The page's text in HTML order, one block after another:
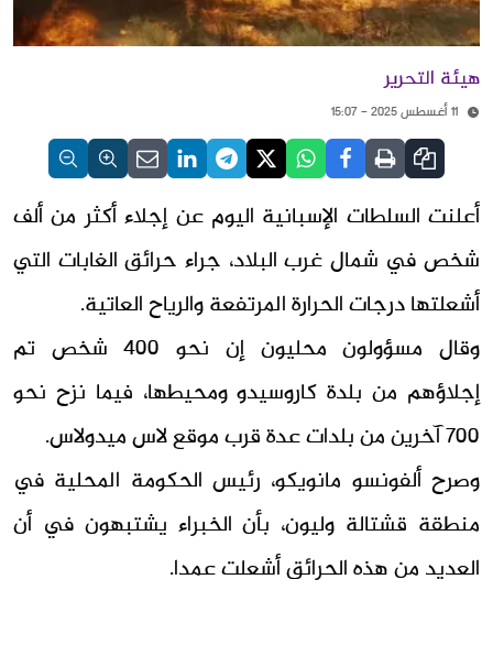
هيئة التحرير
11 أغسطس 2025 - 15:07
أعلنت السلطات الإسبانية اليوم عن إجلاء أكثر من ألف
شخص في شمال غرب البلاد، جراء حرائق الغابات التي
أشعلتها درجات الحرارة المرتفعة والرياح العاتية.
وقال مسؤولون محليون إن نحو 400 شخص تم
إجلاؤهم من بلدة كاروسيدو ومحيطها، فيما نزح نحو
700 آخرين من بلدات عدة قرب موقع لاس ميدولاس.
وصرح ألفونسو مانويكو، رئيس الحكومة المحلية في
منطقة قشتالة وليون، بأن الخبراء يشتبهون في أن
العديد من هذه الحرائق أشعلت عمدا.